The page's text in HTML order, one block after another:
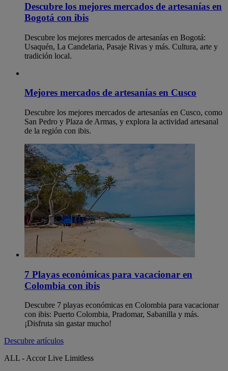
Descubre los mejores mercados de artesanías en
Bogotá con ibis
Descubre los mejores mercados de artesanías en Bogotá:
Usaquén, La Candelaria, Pasaje Rivas y más. Cultura, arte y
tradición local.
Mejores mercados de artesanías en Cusco
Descubre los mejores mercados de artesanías en Cusco, como
San Pedro y Plaza de Armas, y explora la actividad artesanal
de la región con ibis.
7 Playas económicas para vacacionar en
Colombia​ con ibis
Descubre 7 playas económicas en Colombia para vacacionar
con ibis: Puerto Colombia, Pradomar, Sabanilla y más.
¡Disfruta sin gastar mucho!
Descubre artículos
ALL - Accor Live Limitless